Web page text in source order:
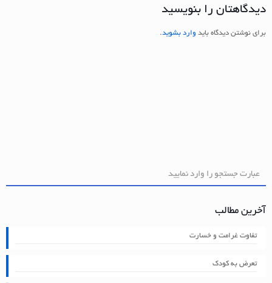
دیدگاهتان را بنویسید
برای نوشتن دیدگاه باید وارد بشوید.
آخرین مطالب
تفاوت غرامت و خسارت
تعرض به کودک